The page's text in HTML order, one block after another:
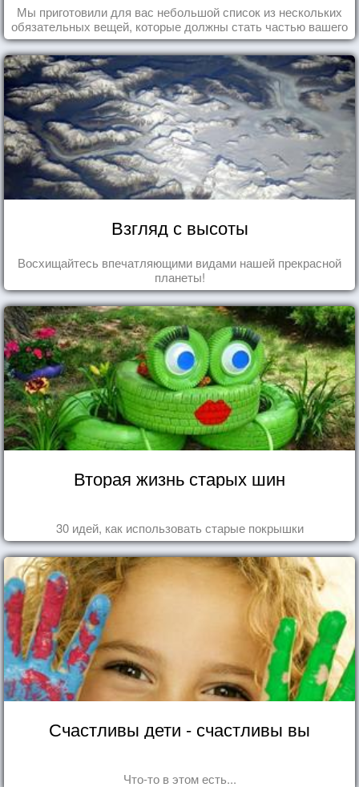
Мы приготовили для вас небольшой список из нескольких
обязательных вещей, которые должны стать частью вашего
дня.
Взгляд с высоты
Восхищайтесь впечатляющими видами нашей прекрасной
планеты!
Вторая жизнь старых шин
30 идей, как использовать старые покрышки
Счастливы дети - счастливы вы
Что-то в этом есть...